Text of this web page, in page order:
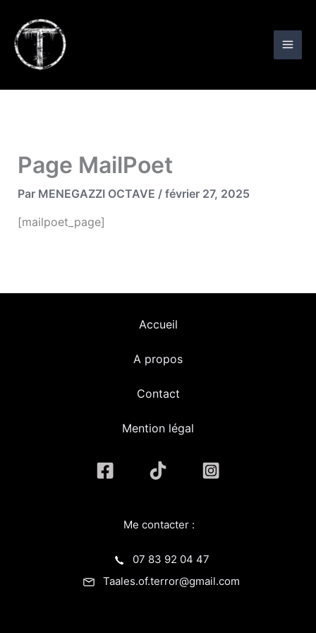
contenu
Page MailPoet
Par MENEGAZZI OCTAVE / février 27, 2025
[mailpoet_page]
Accueil
A propos
Contact
Mention légal
Me contacter :
07 83 92 04 47
Taales.of.terror@gmail.com